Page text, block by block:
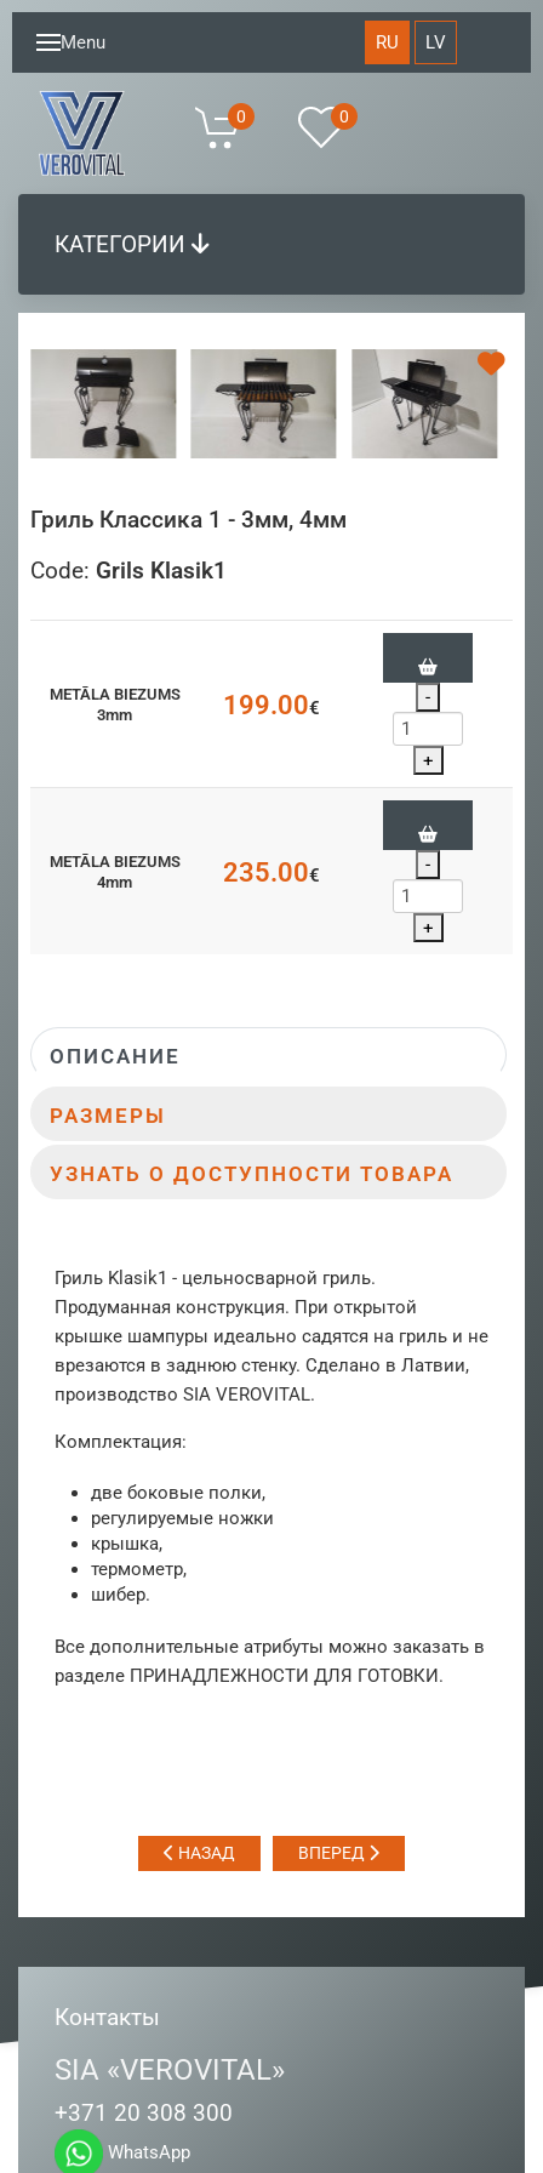
Menu RU LV
0 0
КАТЕГОРИИ
Гриль Классика 1 - 3мм, 4мм
Code: Grils Klasik1
METĀLA BIEZUMS
3mm
199.00€ -
+
METĀLA BIEZUMS
4mm
235.00€ -
+
ОПИСАНИЕ
РАЗМЕРЫ
УЗНАТЬ О ДОСТУПНОСТИ ТОВАРА
Гриль Klasik1 - цельносварной гриль.
Продуманная конструкция. При открытой
крышке шампуры идеально садятся на гриль и не
врезаются в заднюю стенку. Сделано в Латвии,
производство SIA VEROVITAL.
Комплектация:
две боковые полки,
регулируемые ножки
крышка,
термометр,
шибер.
Все дополнительные атрибуты можно заказать в
разделе ПРИНАДЛЕЖНОСТИ ДЛЯ ГОТОВКИ.
НАЗАД ВПЕРЕД
Контакты
SIA «VEROVITAL»
+371 20 308 300
WhatsApp